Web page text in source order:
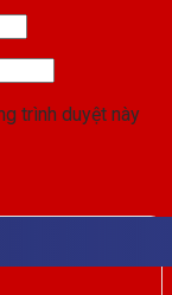
trình duyệt này